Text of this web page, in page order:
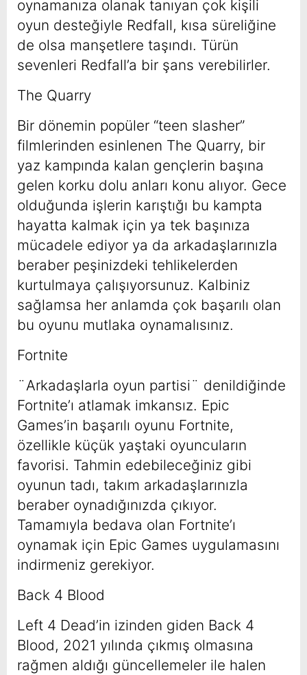
oynamanıza olanak tanıyan çok kişili
oyun desteğiyle Redfall, kısa süreliğine
de olsa manşetlere taşındı. Türün
sevenleri Redfall’a bir şans verebilirler.
The Quarry
Bir dönemin popüler “teen slasher”
filmlerinden esinlenen The Quarry, bir
yaz kampında kalan gençlerin başına
gelen korku dolu anları konu alıyor. Gece
olduğunda işlerin karıştığı bu kampta
hayatta kalmak için ya tek başınıza
mücadele ediyor ya da arkadaşlarınızla
beraber peşinizdeki tehlikelerden
kurtulmaya çalışıyorsunuz. Kalbiniz
sağlamsa her anlamda çok başarılı olan
bu oyunu mutlaka oynamalısınız.
Fortnite
¨Arkadaşlarla oyun partisi¨ denildiğinde
Fortnite’ı atlamak imkansız. Epic
Games’in başarılı oyunu Fortnite,
özellikle küçük yaştaki oyuncuların
favorisi. Tahmin edebileceğiniz gibi
oyunun tadı, takım arkadaşlarınızla
beraber oynadığınızda çıkıyor.
Tamamıyla bedava olan Fortnite’ı
oynamak için Epic Games uygulamasını
indirmeniz gerekiyor.
Back 4 Blood
Left 4 Dead’in izinden giden Back 4
Blood, 2021 yılında çıkmış olmasına
rağmen aldığı güncellemeler ile halen